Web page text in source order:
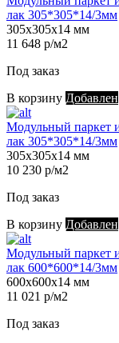
лак 305*305*14/3мм
305х305х14 мм
11 648 р/м2
Под заказ
В корзину Добавлен
Модульный паркет
лак 305*305*14/3мм
305х305х14 мм
10 230 р/м2
Под заказ
В корзину Добавлен
Модульный паркет
лак 600*600*14/3мм
600х600х14 мм
11 021 р/м2
Под заказ